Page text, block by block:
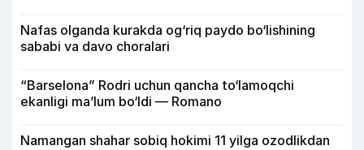
Nafas olganda kurakda og‘riq paydo bo‘lishining
sababi va davo choralari
“Barselona” Rodri uchun qancha to‘lamoqchi
ekanligi ma’lum bo‘ldi — Romano
Namangan shahar sobiq hokimi 11 yilga ozodlikdan